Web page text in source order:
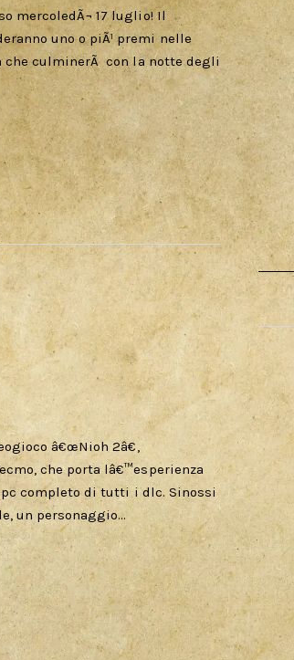
mercoledÃ¬ 17 luglio! Il
uno o piÃ¹ premi nelle
che culminerÃ con la notte degli
â€œNioh 2â€,
che porta lâ€™esperienza
completo di tutti i dlc. Sinossi
un personaggio…